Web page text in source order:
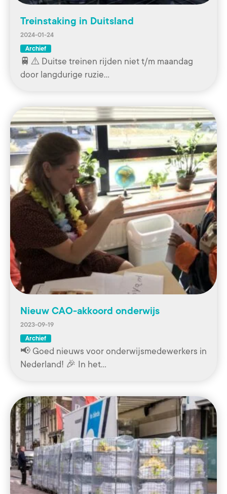
Treinstaking in Duitsland
2024-01-24
Archief
🚆⚠️ Duitse treinen rijden niet t/m maandag
door langdurige ruzie…
Nieuw CAO-akkoord onderwijs
2023-09-19
Archief
📢 Goed nieuws voor onderwijsmedewerkers in
Nederland! 🎉 In het…